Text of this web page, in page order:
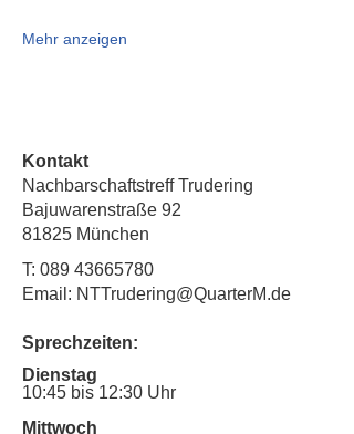
Mehr anzeigen
Kontakt
Nachbarschaftstreff Trudering
Bajuwarenstraße 92
81825 München
T: 089 43665780
Email: NTTrudering@QuarterM.de
Sprechzeiten:
Dienstag
10:45 bis 12:30 Uhr
Mittwoch